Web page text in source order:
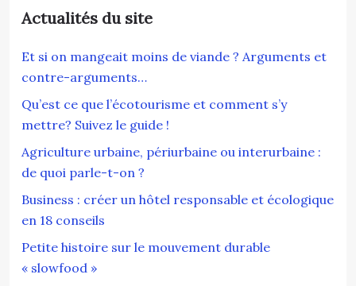
Actualités du site
Et si on mangeait moins de viande ? Arguments et
contre-arguments…
Qu’est ce que l’écotourisme et comment s’y
mettre? Suivez le guide !
Agriculture urbaine, périurbaine ou interurbaine :
de quoi parle-t-on ?
Business : créer un hôtel responsable et écologique
en 18 conseils
Petite histoire sur le mouvement durable
« slowfood »